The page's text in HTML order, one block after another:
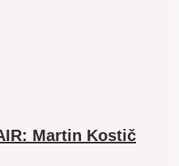
Martin Kostič